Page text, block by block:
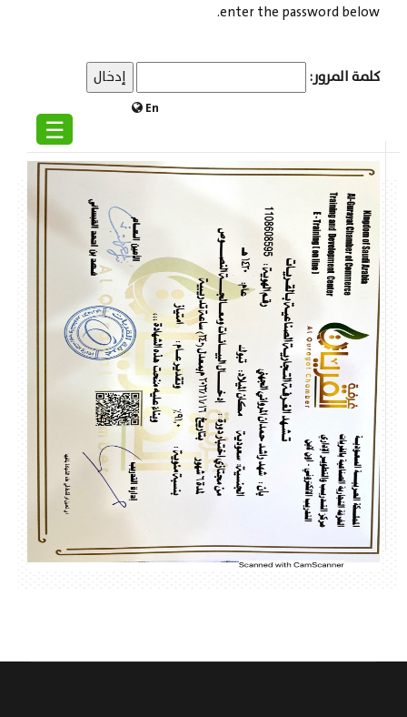
En
☰
enter the password below.
كلمة المرور: